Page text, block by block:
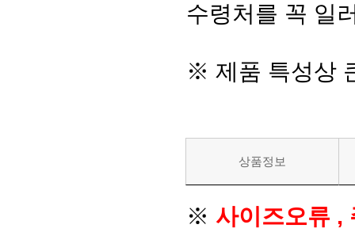
수령처를 꼭 일
※ 제품 특성상
상품정보
※ 사이즈오류 ,